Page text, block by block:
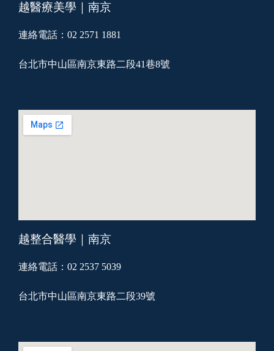
越醫療美學｜南京
連絡電話：02 2571 1881
台北市中山區南京東路二段41巷8號
越整合醫學｜南京
連絡電話：02 2537 5039
台北市中山區南京東路二段39號